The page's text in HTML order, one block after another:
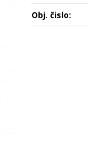
Obj. čislo: